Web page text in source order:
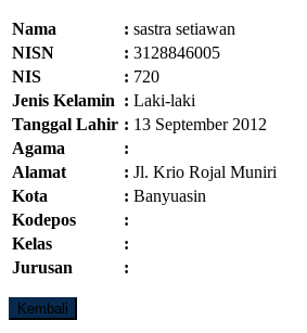
Nama : sastra setiawan
NISN
: 3128846005
NIS
: 720
Jenis Kelamin : Laki-laki
Tanggal Lahir : 13 September 2012
Agama
:
Alamat
: Jl. Krio Rojal Muniri
Kota
: Banyuasin
Kodepos
:
Kelas
:
Jurusan
: